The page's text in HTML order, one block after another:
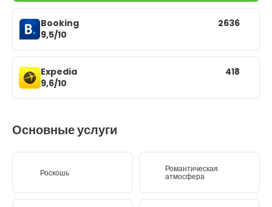
Booking
9,5/10
2636
Expedia
9,6/10
418
Основные услуги
Роскошь Романтическая
атмосфера